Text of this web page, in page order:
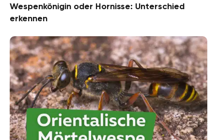
Wespenkönigin oder Hornisse: Unterschied
erkennen